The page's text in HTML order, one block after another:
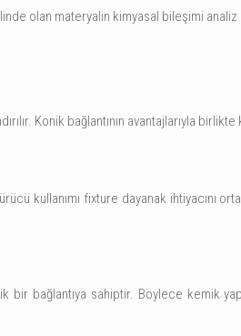
olan materyalin kimyasal bileşimi
Konik bağlantının avantajlarıyla
kullanımı fixture dayanak
bir bağlantıya sahiptir. Böylece kemik